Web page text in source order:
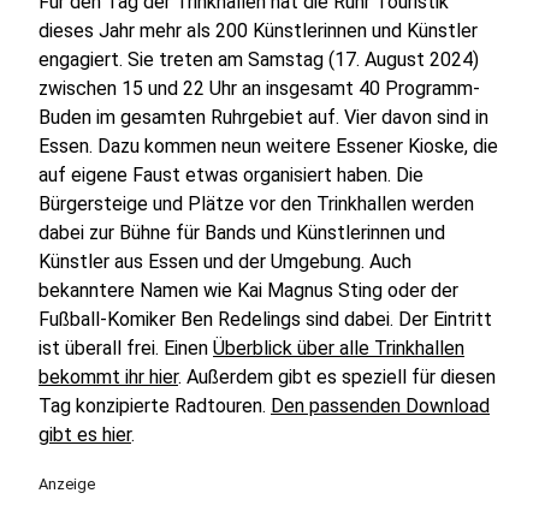
dieses Jahr mehr als 200 Künstlerinnen und Künstler
engagiert. Sie treten am Samstag (17. August 2024)
zwischen 15 und 22 Uhr an insgesamt 40 Programm-
Buden im gesamten Ruhrgebiet auf. Vier davon sind in
Essen. Dazu kommen neun weitere Essener Kioske, die
auf eigene Faust etwas organisiert haben. Die
Bürgersteige und Plätze vor den Trinkhallen werden
dabei zur Bühne für Bands und Künstlerinnen und
Künstler aus Essen und der Umgebung. Auch
bekanntere Namen wie Kai Magnus Sting oder der
Fußball-Komiker Ben Redelings sind dabei. Der Eintritt
ist überall frei. Einen Überblick über alle Trinkhallen
bekommt ihr hier. Außerdem gibt es speziell für diesen
Tag konzipierte Radtouren. Den passenden Download
gibt es hier.
Anzeige